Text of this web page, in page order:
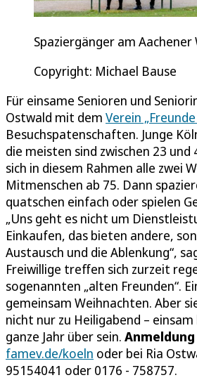
Spaziergänger am Aachener
Copyright: Michael Bause
Für einsame Senioren und
Ostwald mit dem Verein
Besuchspatenschaften. Junge
die meisten sind zwischen 23
sich in diesem Rahmen alle zwei
Mitmenschen ab 75. Dann
quatschen einfach oder spielen
„Uns geht es nicht um
Einkaufen, das bieten andere,
Austausch und die Ablenkung“,
Freiwillige treffen sich zurzeit
sogenannten „alten Freunden“.
gemeinsam Weihnachten. Aber
nicht nur zu Heiligabend –
ganze Jahr über sein.
famev.de/koeln oder bei Ria
95154041 oder 0176 - 758757.